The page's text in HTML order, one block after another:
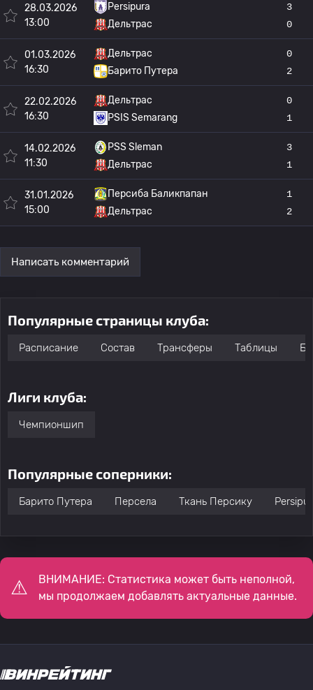
28.03.2026
13:00
Persipura
Дельтрас
3
0
01.03.2026
16:30
Дельтрас
Барито Путера
0
2
22.02.2026
16:30
Дельтрас
PSIS Semarang
0
1
14.02.2026
11:30
PSS Sleman
Дельтрас
3
1
31.01.2026
15:00
Персиба Баликпапан
Дельтрас
1
2
Написать комментарий
Популярные страницы клуба:
Расписание Состав Трансферы Таблицы
Лиги клуба:
Чемпионшип
Популярные соперники:
Барито Путера Персела Ткань Персику
ВНИМАНИЕ: Статистика может быть неполной,
мы продолжаем добавлять актуальные данные.